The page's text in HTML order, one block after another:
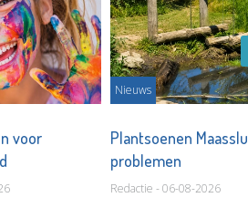
voor
Nieuws
Plantsoenen
problemen
Redactie - 06-08-2026